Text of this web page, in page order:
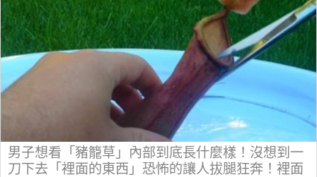
男子想看「豬籠草」內部到底長什麼樣！沒想到一
刀下去「裡面的東西」恐怖的讓人拔腿狂奔！裡面